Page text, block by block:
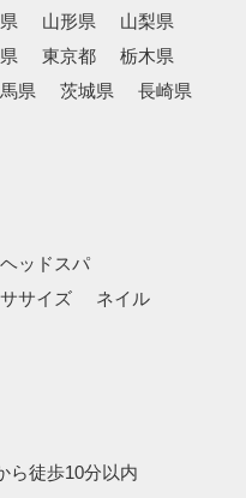
山形県
山梨県
東京都
栃木県
県 茨城県
長崎県
ヘッドスパ
サイズ
ネイル
ら徒歩10分以内